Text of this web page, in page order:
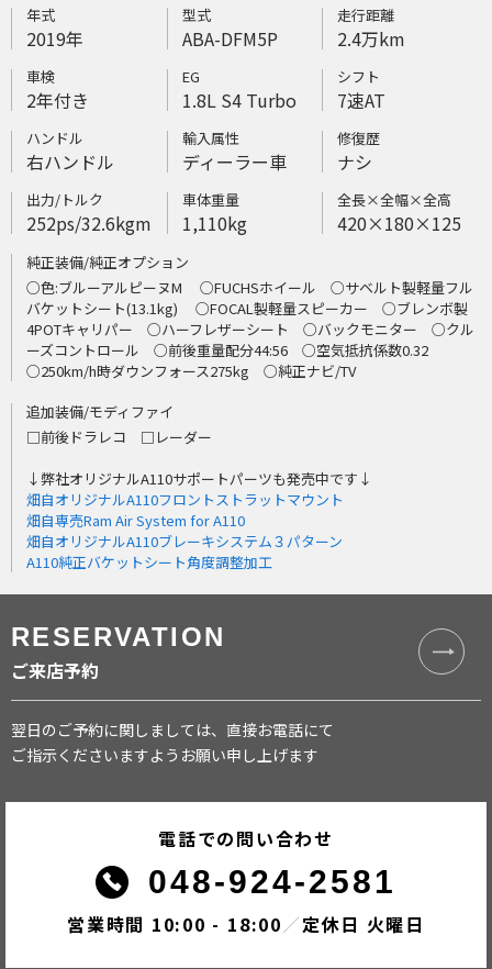
年式
2019年
型式
ABA-DFM5P
走行距離
2.4万km
車検
2年付き
EG
1.8L S4 Turbo
シフト
7速AT
ハンドル
右ハンドル
輸入属性
ディーラー車
修復歴
ナシ
出力/トルク
252ps/32.6kgm
車体重量
1,110kg
全長×全幅×全高
420×180×125
純正装備/純正オプション
○色:ブルーアルピーヌM ○FUCHSホイール ○サベルト製軽量フル
バケットシート(13.1kg) ○FOCAL製軽量スピーカー ○ブレンボ製
4POTキャリパー ○ハーフレザーシート ○バックモニター ○クル
ーズコントロール ○前後重量配分44:56 ○空気抵抗係数0.32
○250km/h時ダウンフォース275kg ○純正ナビ/TV
追加装備/モディファイ
□前後ドラレコ □レーダー
↓弊社オリジナルA110サポートパーツも発売中です↓
畑自オリジナルA110フロントストラットマウント
畑自専売Ram Air System for A110
畑自オリジナルA110ブレーキシステム３パターン
A110純正バケットシート角度調整加工
RESERVATION
ご来店予約
翌日のご予約に関しましては、直接お電話にて
ご指示くださいますようお願い申し上げます
電話での問い合わせ
048-924-2581
営業時間 10:00 - 18:00／定休日 火曜日